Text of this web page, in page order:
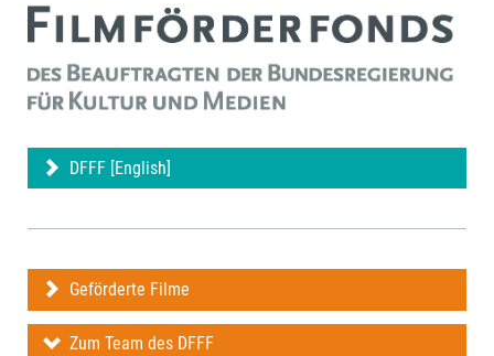
DFFF [English]
Geförderte Filme
Zum Team des DFFF